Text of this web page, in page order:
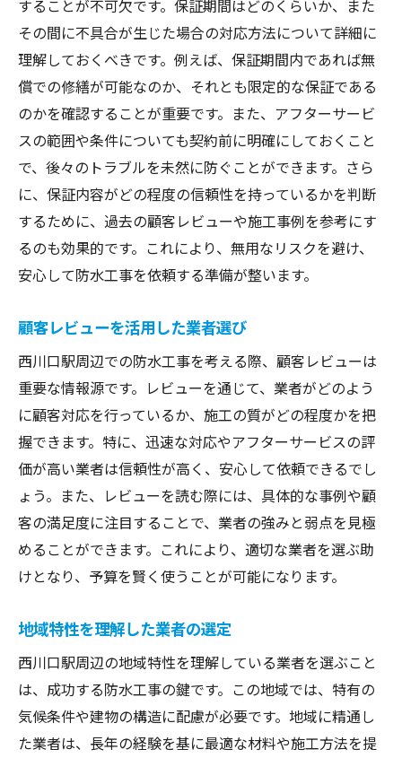
することが不可欠です。保証期間はどのくらいか、また
その間に不具合が生じた場合の対応方法について詳細に
理解しておくべきです。例えば、保証期間内であれば無
償での修繕が可能なのか、それとも限定的な保証である
のかを確認することが重要です。また、アフターサービ
スの範囲や条件についても契約前に明確にしておくこと
で、後々のトラブルを未然に防ぐことができます。さら
に、保証内容がどの程度の信頼性を持っているかを判断
するために、過去の顧客レビューや施工事例を参考にす
るのも効果的です。これにより、無用なリスクを避け、
安心して防水工事を依頼する準備が整います。
顧客レビューを活用した業者選び
西川口駅周辺での防水工事を考える際、顧客レビューは
重要な情報源です。レビューを通じて、業者がどのよう
に顧客対応を行っているか、施工の質がどの程度かを把
握できます。特に、迅速な対応やアフターサービスの評
価が高い業者は信頼性が高く、安心して依頼できるでし
ょう。また、レビューを読む際には、具体的な事例や顧
客の満足度に注目することで、業者の強みと弱点を見極
めることができます。これにより、適切な業者を選ぶ助
けとなり、予算を賢く使うことが可能になります。
地域特性を理解した業者の選定
西川口駅周辺の地域特性を理解している業者を選ぶこと
は、成功する防水工事の鍵です。この地域では、特有の
気候条件や建物の構造に配慮が必要です。地域に精通し
た業者は、長年の経験を基に最適な材料や施工方法を提